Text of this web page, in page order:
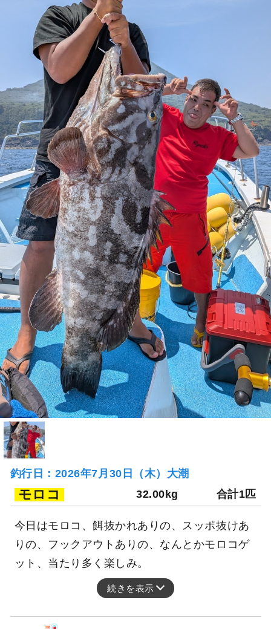
釣行日：2026年7月30日（木）大潮
モロコ 32.00kg 合計1匹
今日はモロコ、餌抜かれありの、スッポ抜けあ
りの、フックアウトありの、なんとかモロコゲ
ット、当たり多く楽しみ。
続きを表示